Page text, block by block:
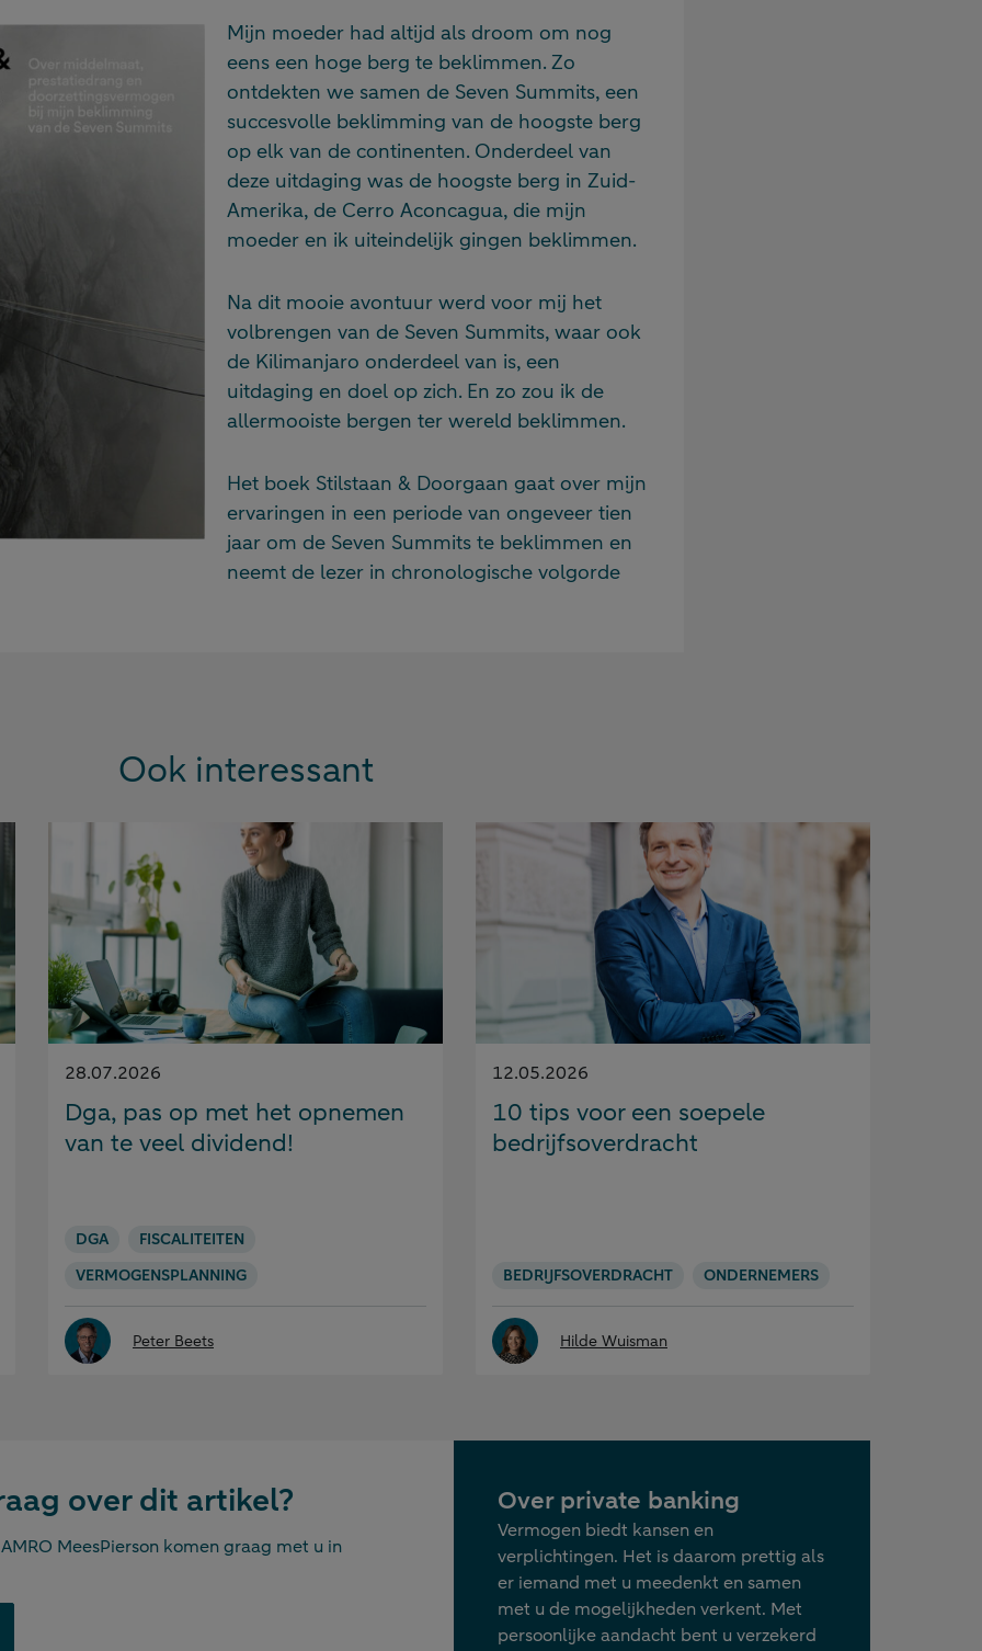
Mijn moeder had altijd als droom om nog
eens een hoge berg te beklimmen. Zo
ontdekten we samen de Seven Summits, een
succesvolle beklimming van de hoogste berg
op elk van de continenten. Onderdeel van
deze uitdaging was de hoogste berg in Zuid-
Amerika, de Cerro Aconcagua, die mijn
moeder en ik uiteindelijk gingen beklimmen.
Na dit mooie avontuur werd voor mij het
volbrengen van de Seven Summits, waar ook
de Kilimanjaro onderdeel van is, een
uitdaging en doel op zich. En zo zou ik de
allermooiste bergen ter wereld beklimmen.
Het boek Stilstaan & Doorgaan gaat over mijn
ervaringen in een periode van ongeveer tien
jaar om de Seven Summits te beklimmen en
neemt de lezer in chronologische volgorde
Ook interessant
Gepubliceerd
op:
28.07.2026
Dga, pas op met het opnemen
van te veel dividend!
DGA
FISCALITEITEN
VERMOGENSPLANNING
Peter Beets
Gepubliceerd
op:
12.05.2026
10 tips voor een soepele
bedrijfsoverdracht
BEDRIJFSOVERDRACHT ONDERNEMERS
Hilde Wuisman
over dit artikel?
MeesPierson komen graag met u in
Over private banking
Vermogen biedt kansen en
verplichtingen. Het is daarom prettig als
er iemand met u meedenkt en samen
met u de mogelijkheden verkent. Met
persoonlijke aandacht bent u verzekerd